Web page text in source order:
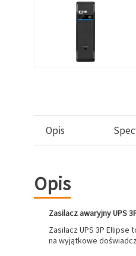
Opis
Opis
Zasilacz awaryjny UPS
Zasilacz UPS 3P
na wyjątkowe